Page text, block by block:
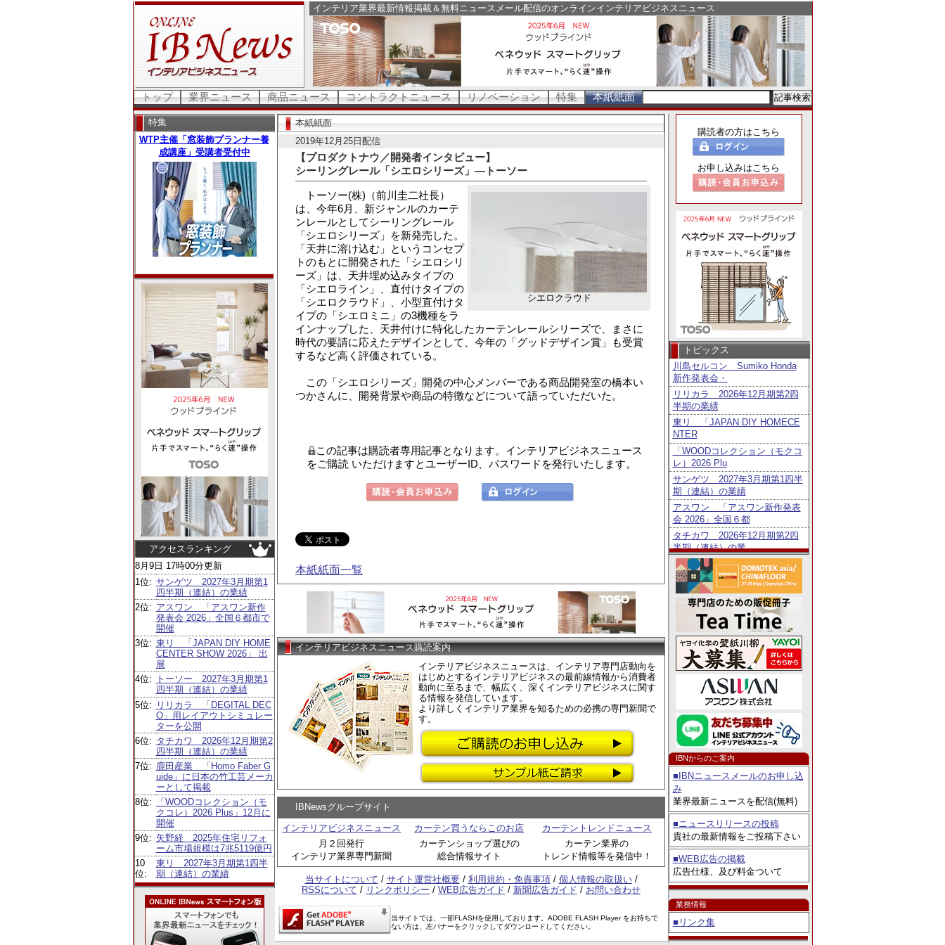
インテリア業界最新情報掲載＆無料ニュースメール配信のオンラインインテリアビジネスニュース
トップ 業界ニュース 商品ニュース コントラクトニュース リノベーション 特集 本紙紙面
特集
アクセスランキング
8月9日 17時00分更新
1位: サンゲツ 2027年3月期第1
四半期（連結）の業績
2位: アスワン 「アスワン新作
発表会 2026」全国６都市で
開催
3位: 東リ 「JAPAN DIY HOME
CENTER SHOW 2026」 出
展
4位:
トーソー 2027年3月期第1
四半期（連結）の業績
5位:
リリカラ 「DEGITAL DEC
O」用レイアウトシミュレー
ターを公開
6位: タチカワ 2026年12月期第2
四半期（連結）の業績
7位: 鹿田産業 「Homo Faber G
uide」に日本の竹工芸メーカ
ーとして掲載
8位:
「WOODコレクション（モ
クコレ）2026 Plus」12月に
開催
9位: 矢野経 2025年住宅リフォ
ーム市場規模は7兆5119億円
10
位:
東リ 2027年3月期第1四半
期（連結）の業績
本紙紙面
2019年12月25日配信
【プロダクトナウ／開発者インタビュー】
シーリングレール「シエロシリーズ」―トーソー
シエロクラウド
トーソー(株)（前川圭二社長）
は、今年6月、新ジャンルのカーテ
ンレールとしてシーリングレール
「シエロシリーズ」を新発売した。
「天井に溶け込む」というコンセプ
トのもとに開発された「シエロシリ
ーズ」は、天井埋め込みタイプの
「シエロライン」、直付けタイプの
「シエロクラウド」、小型直付けタ
イプの「シエロミニ」の3機種をラ
インナップした、天井付けに特化したカーテンレールシリーズで、まさに
時代の要請に応えたデザインとして、今年の「グッドデザイン賞」も受賞
するなど高く評価されている。
この「シエロシリーズ」開発の中心メンバーである商品開発室の橋本い
つかさんに、開発背景や商品の特徴などについて語っていただいた。
この記事は購読者専用記事となります。インテリアビジネスニュース
をご購読 いただけますとユーザーID、パスワードを発行いたします。
本紙紙面一覧
インテリアビジネスニュース購読案内
インテリアビジネスニュースは、インテリア専門店動向を
はじめとするインテリアビジネスの最前線情報から消費者
動向に至るまで、幅広く、深くインテリアビジネスに関す
る情報を発信しています。
より詳しくインテリア業界を知るための必携の専門新聞で
す。
IBNewsグループサイト
インテリアビジネスニュース
月２回発行
インテリア業界専門新聞
カーテン買うならこのお店
カーテンショップ選びの
総合情報サイト
カーテントレンドニュース
カーテン業界の
トレンド情報等を発信中！
当サイトについて / サイト運営社概要/ 利用規約・免責事項/ 個人情報の取扱い/
RSSについて / リンクポリシー / WEB広告ガイド / 新聞広告ガイド / お問い合わせ
当サイトでは、一部FLASHを使用しております。ADOBE FLASH Player をお持ちで
ない方は、左バナーをクリックしてダウンロードしてください。
購読者の方はこちら
お申し込みはこちら
トピックス
川島セルコン Sumiko Honda
新作発表会・
リリカラ 2026年12月期第2四
半期の業績
東リ 「JAPAN DIY HOMECE
NTER
「WOODコレクション（モクコ
レ）2026 Plu
サンゲツ 2027年3月期第1四半
期（連結）の業績
アスワン 「アスワン新作発表
会 2026」全国６都
タチカワ 2026年12月期第2四
半期（連結）の業
トーソー 2027年3月期第1四半
期（連結）の業績
鹿田産業 「Homo Faber Guid
e」に日
タチカワ 「日経・東証ＩＲフ
ェア2026」出展
IBNからのご案内
■IBNニュースメールのお申し込
み
業界最新ニュースを配信(無料)
■ニュースリリースの投稿
貴社の最新情報をご投稿下さい
■WEB広告の掲載
広告仕様、及び料金ついて
業務情報
■リンク集